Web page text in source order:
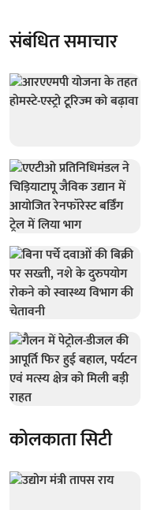
संबंधित समाचार
कोलकाता सिटी